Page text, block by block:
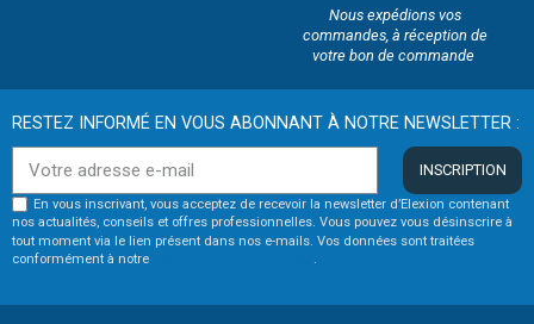
Nous expédions vos
commandes, à réception de
votre bon de commande
RESTEZ INFORMÉ EN VOUS ABONNANT À NOTRE NEWSLETTER :
INSCRIPTION
En vous inscrivant, vous acceptez de recevoir la newsletter d’Elexion contenant
nos actualités, conseils et offres professionnelles. Vous pouvez vous désinscrire à
tout moment via le lien présent dans nos e-mails. Vos données sont traitées
conformément à notre
.